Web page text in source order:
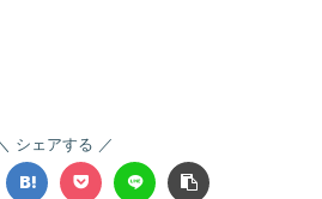
シェアする